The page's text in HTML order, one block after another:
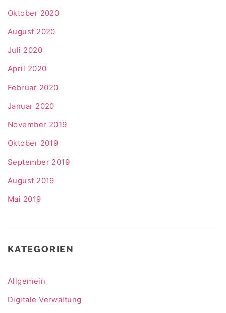
Oktober 2020
August 2020
Juli 2020
April 2020
Februar 2020
Januar 2020
November 2019
Oktober 2019
September 2019
August 2019
Mai 2019
KATEGORIEN
Allgemein
Digitale Verwaltung